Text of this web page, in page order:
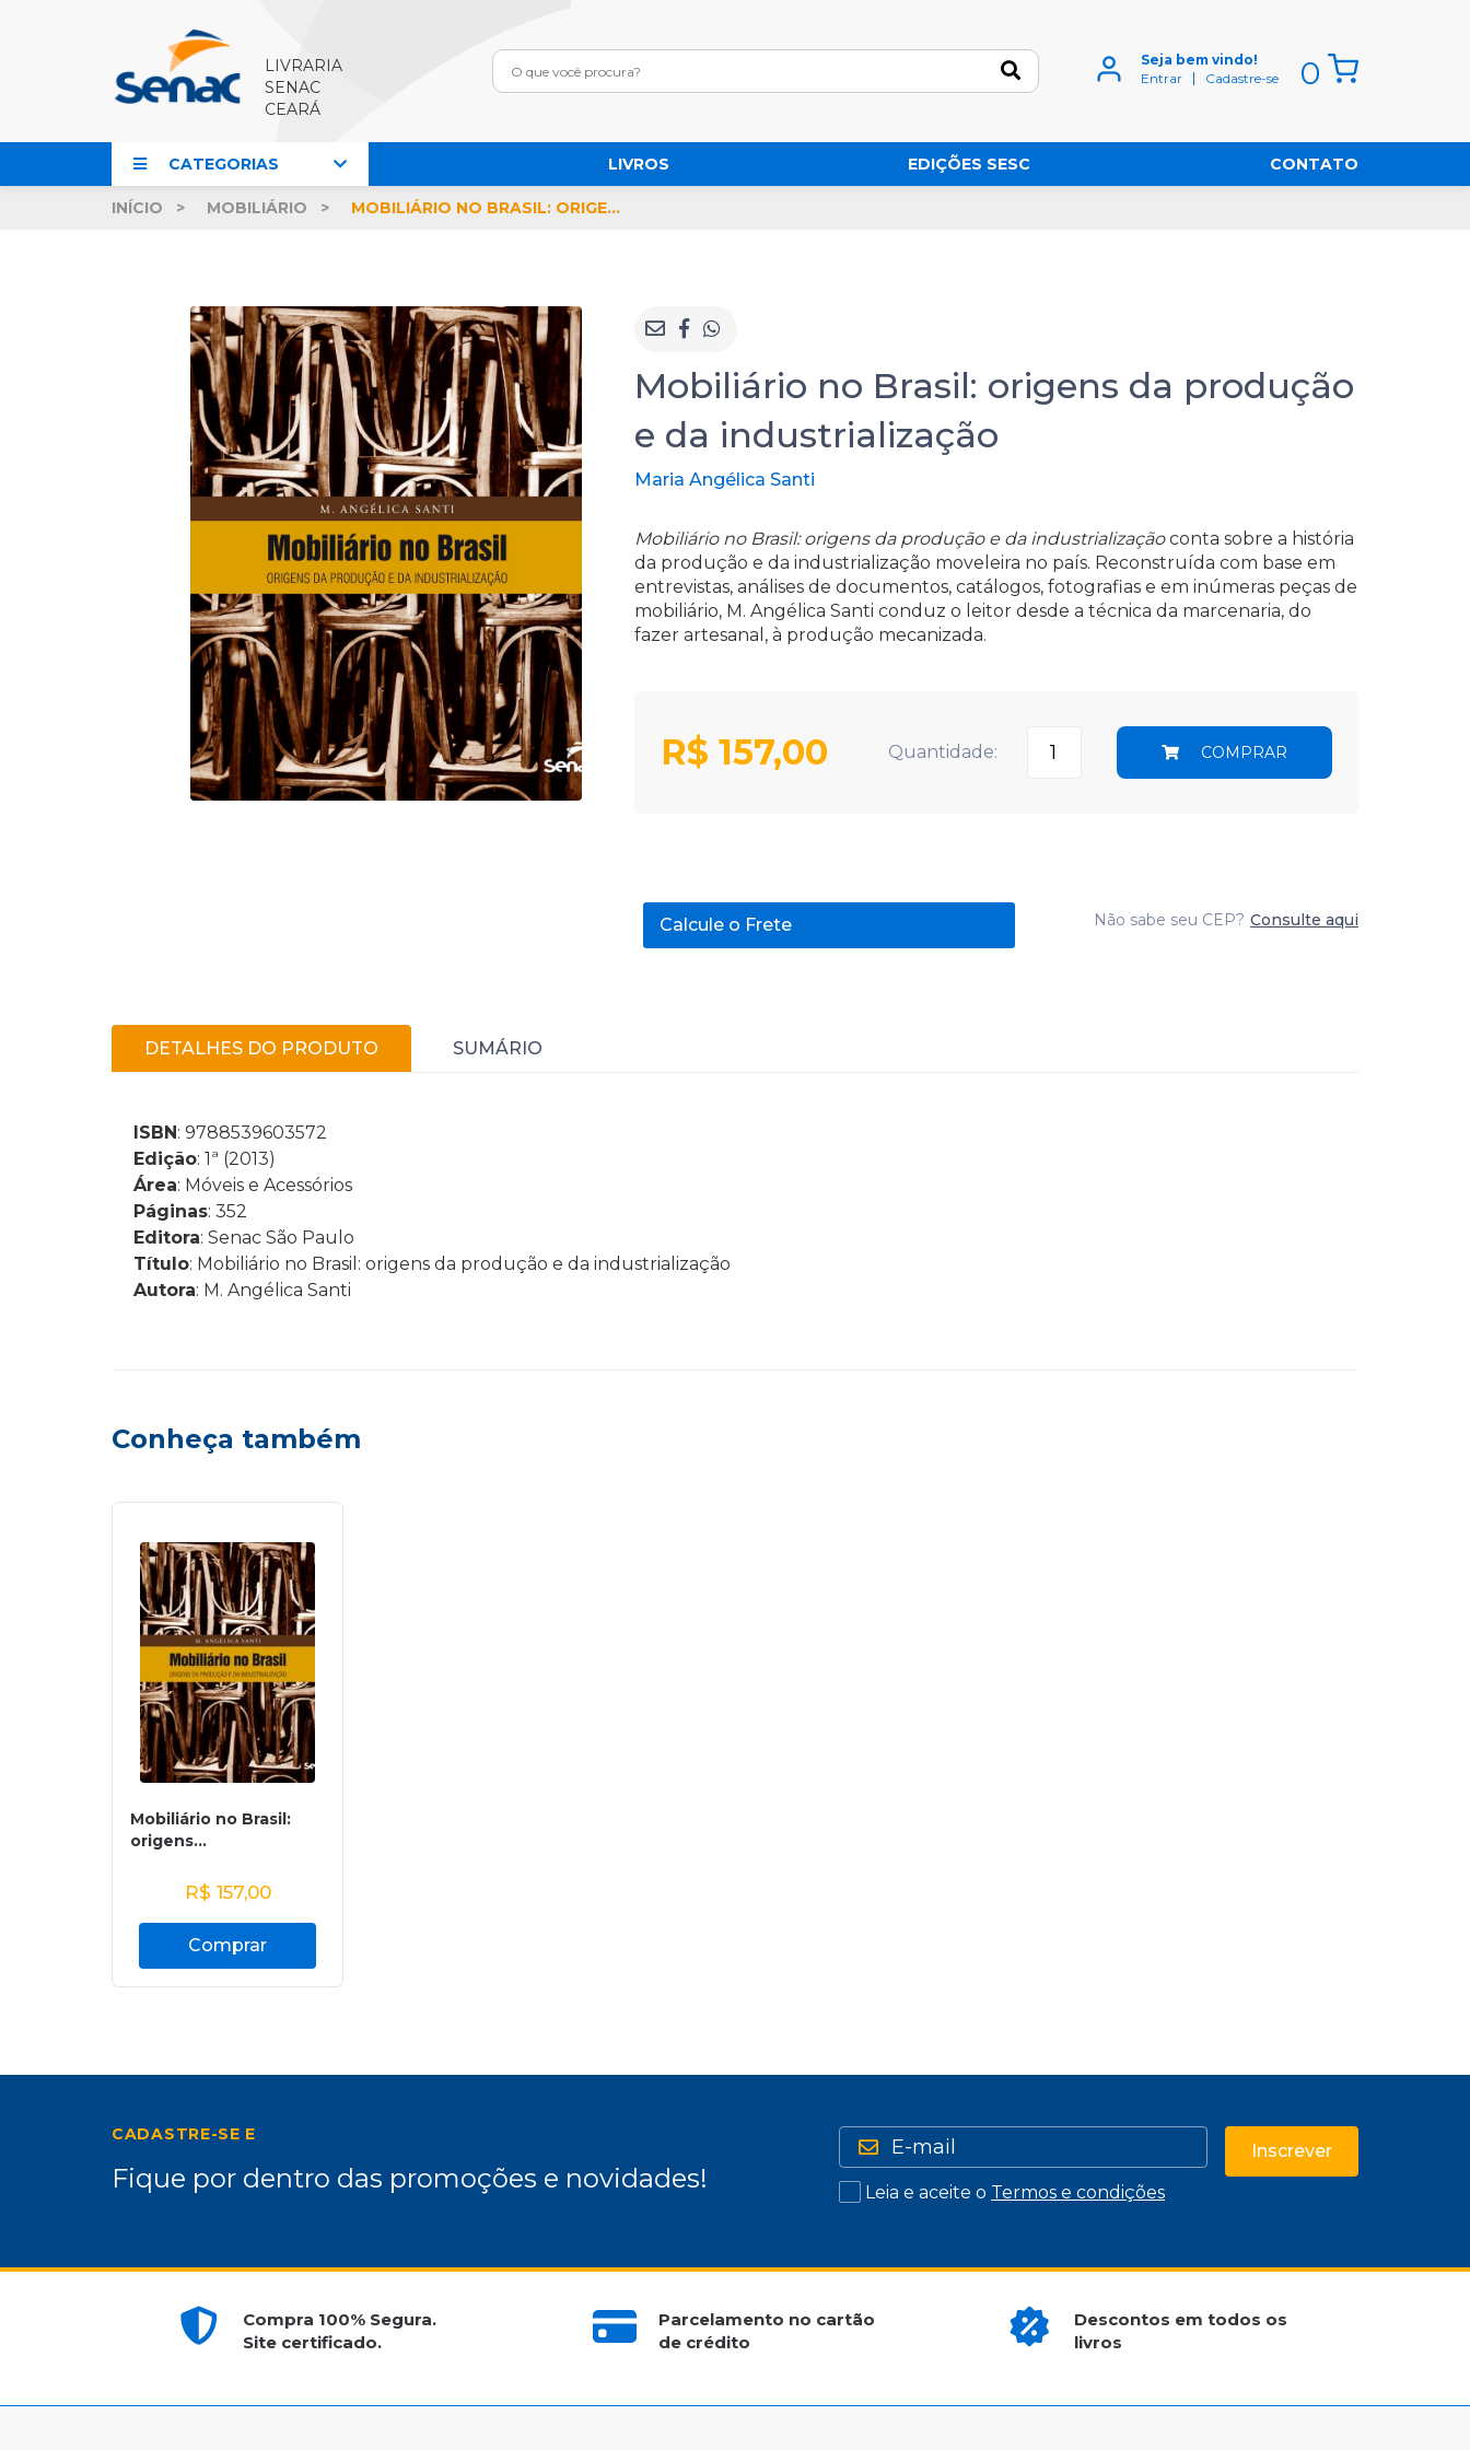
LIVRARIA
SENAC
CEARÁ
Seja bem vindo!
Entrar
Cadastre-se 0
CATEGORIAS LIVROS EDIÇÕES SESC CONTATO
INÍCIO MOBILIÁRIO MOBILIÁRIO NO BRASIL: ORIGENS DA PRODUÇÃO E DA INDUSTRIALIZAÇÃO
Mobiliário no Brasil: origens da produção
e da industrialização
Maria Angélica Santi
Mobiliário no Brasil: origens da produção e da industrializaçãoconta sobre a história
da produção e da industrialização moveleira no país. Reconstruída com base em
entrevistas, análises de documentos, catálogos, fotografias e em inúmeras peças de
mobiliário, M. Angélica Santi conduz o leitor desde a técnica da marcenaria, do
fazer artesanal, à produção mecanizada.
R$ 157,00 Quantidade: COMPRAR
Calcule o Frete Não sabe seu CEP? Consulte aqui
DETALHES DO PRODUTO SUMÁRIO
ISBN: 9788539603572
Edição: 1ª (2013)
Área: Móveis e Acessórios
Páginas: 352
Editora: Senac São Paulo
Título: Mobiliário no Brasil: origens da produção e da industrialização
Autora: M. Angélica Santi
Conheça também
Mobiliário no Brasil:
origens...
R$ 157,00
Comprar
CADASTRE-SE E
Fique por dentro das promoções e novidades! Leia e aceite o Termos e condições
Inscrever
Compra 100% Segura.
Site certificado.
Parcelamento no cartão
de crédito
Descontos em todos os
livros